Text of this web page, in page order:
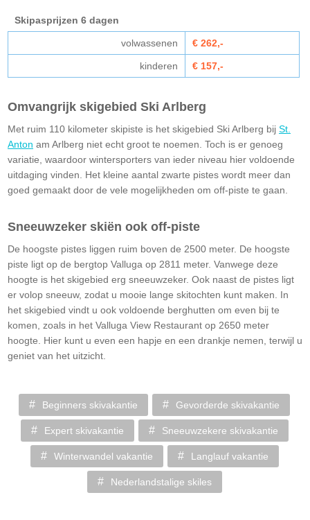
Skipasprijzen 6 dagen
volwassenen € 262,-
kinderen € 157,-
Omvangrijk skigebied Ski Arlberg
Met ruim 110 kilometer skipiste is het skigebied Ski Arlberg bij St.
Anton am Arlberg niet echt groot te noemen. Toch is er genoeg
variatie, waardoor wintersporters van ieder niveau hier voldoende
uitdaging vinden. Het kleine aantal zwarte pistes wordt meer dan
goed gemaakt door de vele mogelijkheden om off-piste te gaan.
Sneeuwzeker skiën ook off-piste
De hoogste pistes liggen ruim boven de 2500 meter. De hoogste
piste ligt op de bergtop Valluga op 2811 meter. Vanwege deze
hoogte is het skigebied erg sneeuwzeker. Ook naast de pistes ligt
er volop sneeuw, zodat u mooie lange skitochten kunt maken. In
het skigebied vindt u ook voldoende berghutten om even bij te
komen, zoals in het Valluga View Restaurant op 2650 meter
hoogte. Hier kunt u even een hapje en een drankje nemen, terwijl u
geniet van het uitzicht.
Beginners skivakantie Gevorderde skivakantie
Expert skivakantie Sneeuwzekere skivakantie
Winterwandel vakantie Langlauf vakantie
Nederlandstalige skiles